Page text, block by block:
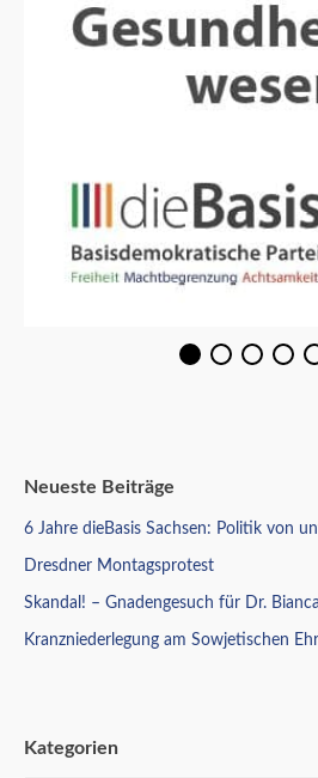
Neueste Beiträge
6 Jahre dieBasis Sachsen: Politik von
Dresdner Montagsprotest
Skandal! – Gnadengesuch für Dr.
Kranzniederlegung am Sowjetischen
Kategorien